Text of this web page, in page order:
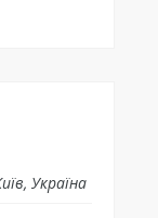
Україна